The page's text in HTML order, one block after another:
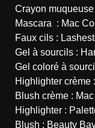
Crayon
Mascara : Mac
Faux cils :
Gel à sourcils :
Gel coloré à
Highlighter crème
Blush crème :
Highlighter :
Blush : Beauty